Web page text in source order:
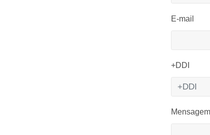
E-mail
+DDI
Mensagem